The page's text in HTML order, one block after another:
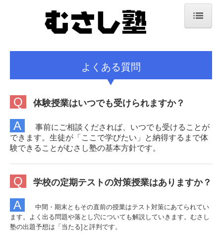
よくある質問
その他の事務規定
受講コース
塾生たちの軌跡
卒業生から
合格実績
よくある質問
Q 体験授業はいつでも受けられますか？
A
事前にご相談くだされば、いつでも受けることが
できます。生徒が「ここで学びたい」と納得するまで体
験できることがむさし塾の基本方針です。
Q 学校の定期テストの対策授業はありますか？
A
中間・期末ともその直前の授業はテスト対策にあてられてい
ます。よく出る問題や落とし穴についても解説していきます。むさし
塾の出題予想は「当たる] と評判です。